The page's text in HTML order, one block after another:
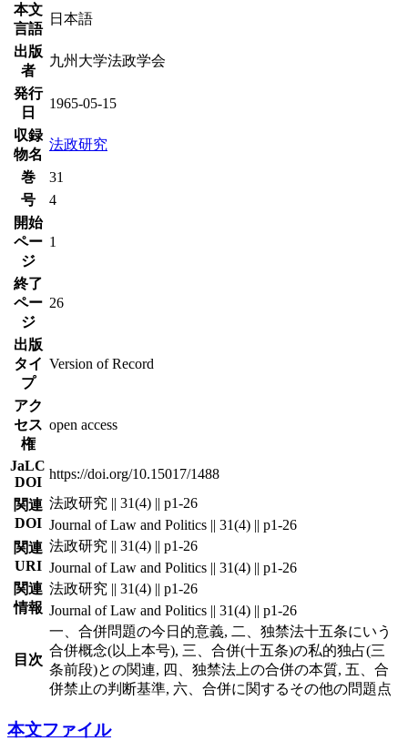
本文
言語
日本語
出版
者
九州大学法政学会
発行
日
1965-05-15
収録
物名
法政研究
巻
31
号
4
開始
ペー
ジ
1
終了
ペー
ジ
26
出版
タイ
プ
Version of Record
アク
セス
権
open access
JaLC
DOI
https://doi.org/10.15017/1488
関連
DOI
法政研究 || 31(4) || p1-26
Journal of Law and Politics || 31(4) || p1-26
関連
URI
法政研究 || 31(4) || p1-26
Journal of Law and Politics || 31(4) || p1-26
関連
情報
法政研究 || 31(4) || p1-26
Journal of Law and Politics || 31(4) || p1-26
目次
一、合併問題の今日的意義, 二、独禁法十五条にいう
合併概念(以上本号), 三、合併(十五条)の私的独占(三
条前段)との関連, 四、独禁法上の合併の本質, 五、合
併禁止の判断基準, 六、合併に関するその他の問題点
本文ファイル